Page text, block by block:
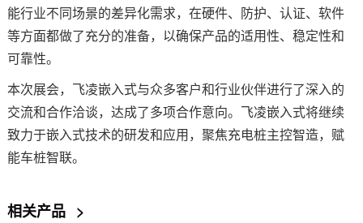
能行业不同场景的差异化需求，在硬件、防护、认证、软件
等方面都做了充分的准备，以确保产品的适用性、稳定性和
可靠性。
本次展会，飞凌嵌入式与众多客户和行业伙伴进行了深入的
交流和合作洽谈，达成了多项合作意向。飞凌嵌入式将继续
致力于嵌入式技术的研发和应用，聚焦充电桩主控智造，赋
能车桩智联。
相关产品 >